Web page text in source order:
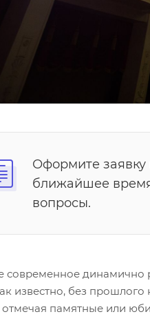
Оформите заявку
ближайшее
вопросы.
современное динамично
известно, без
памятные или